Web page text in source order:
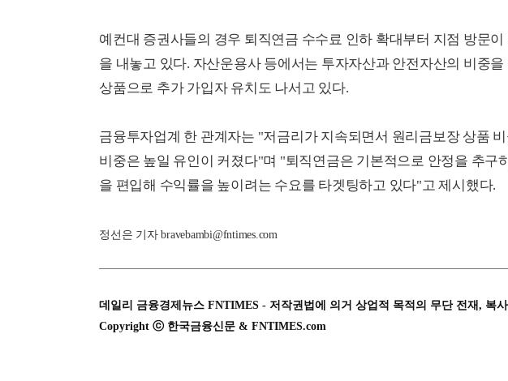
예컨대 증권사들의 경우 퇴직연금 수수료 인하 확대부터 지점 방문
을 내놓고 있다. 자산운용사 등에서는 투자자산과 안전자산의 비중
상품으로 추가 가입자 유치도 나서고 있다.
금융투자업계 한 관계자는 "저금리가 지속되면서 원리금보장 상품
비중은 높일 유인이 커졌다"며 "퇴직연금은 기본적으로 안정을 추구
을 편입해 수익률을 높이려는 수요를 타겟팅하고 있다"고 제시했다.
정선은 기자 bravebambi@fntimes.com
데일리 금융경제뉴스 FNTIMES - 저작권법에 의거 상업적 목적의 무단 전재, 복
Copyright ⓒ 한국금융신문 & FNTIMES.com